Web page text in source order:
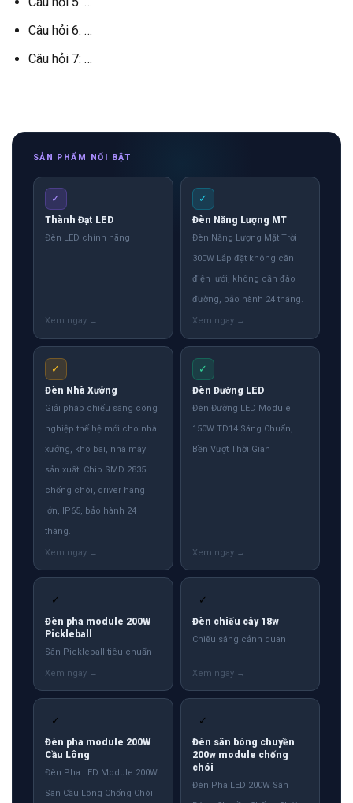
Câu hỏi 6: …
Câu hỏi 7: …
SẢN PHẨM NỔI BẬT
✓
Thành Đạt LED
Đèn LED chính hãng
✓
Đèn Năng Lượng MT
Đèn Năng Lượng Mặt Trời
300W Lắp đặt không cần
điện lưới, không cần đào
đường, bảo hành 24 tháng.
✓
Đèn Nhà Xưởng
Giải pháp chiếu sáng công
nghiệp thế hệ mới cho nhà
xưởng, kho bãi, nhà máy
sản xuất. Chip SMD 2835
chống chói, driver hãng
lớn, IP65, bảo hành 24
tháng.
✓
Đèn Đường LED
Đèn Đường LED Module
150W TD14 Sáng Chuẩn,
Bền Vượt Thời Gian
✓
Đèn pha module 200W
Pickleball
Sân Pickleball tiêu chuẩn
✓
Đèn chiếu cây 18w
Chiếu sáng cảnh quan
✓
Đèn pha module 200W
Cầu Lông
Đèn Pha LED Module 200W
Sân Cầu Lông Chống Chói
✓
Đèn sân bóng chuyền
200w module chống
chói
Đèn Pha LED 200W Sân